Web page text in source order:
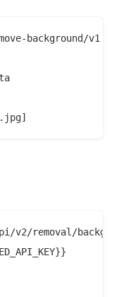
background/v1
v2/removal/